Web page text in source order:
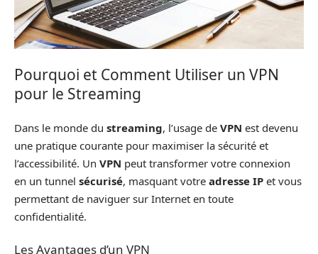
Pourquoi et Comment Utiliser un VPN
pour le Streaming
Dans le monde du streaming, l’usage de VPN est devenu
une pratique courante pour maximiser la sécurité et
l’accessibilité. Un VPN peut transformer votre connexion
en un tunnel sécurisé, masquant votre adresse IP et vous
permettant de naviguer sur Internet en toute
confidentialité.
Les Avantages d’un VPN